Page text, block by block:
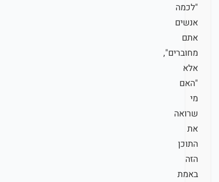
"לכמה
אנשים
אתם
מחוברים",
אלא
"האם
מי
שרואה
את
התוכן
הזה
באמת